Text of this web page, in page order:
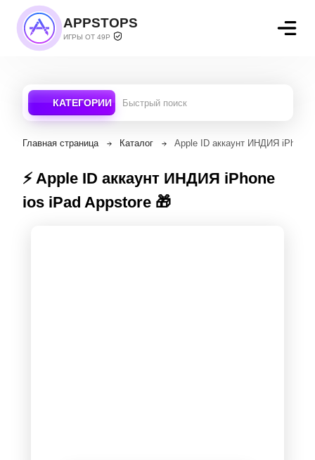
APPSTOPS
ИГРЫ ОТ 49Р
КАТЕГОРИИ
Главная страница Каталог Apple ID аккаунт ИНДИЯ iPhone
⚡️ Apple ID аккаунт ИНДИЯ iPhone
ios iPad Appstore 🎁